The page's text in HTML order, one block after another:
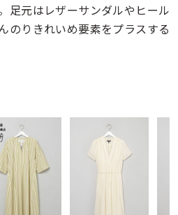
足元はレザーサンダルやヒール
のりきれいめ要素をプラスする